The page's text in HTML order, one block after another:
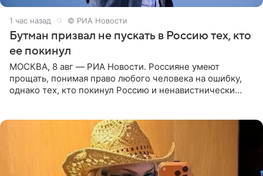
1 час назад © РИА Новости
Бутман призвал не пускать в Россию тех, кто
ее покинул
МОСКВА, 8 авг — РИА Новости. Россияне умеют
прощать, понимая право любого человека на ошибку,
однако тех, кто покинул Россию и ненавистнически